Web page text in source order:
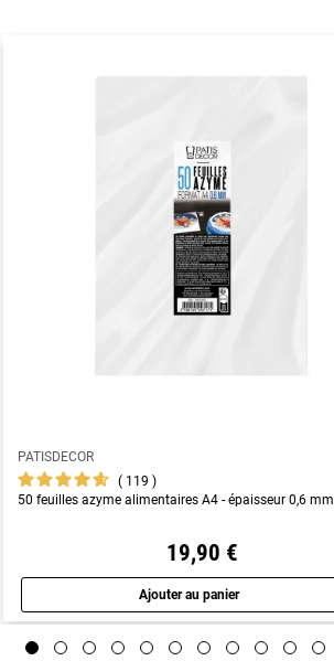
PATISDECOR
119
50 feuilles azyme alimentaires A4 - épaisseur 0,6 mm
19,90 €
Ajouter au panier
Aperçu rapide